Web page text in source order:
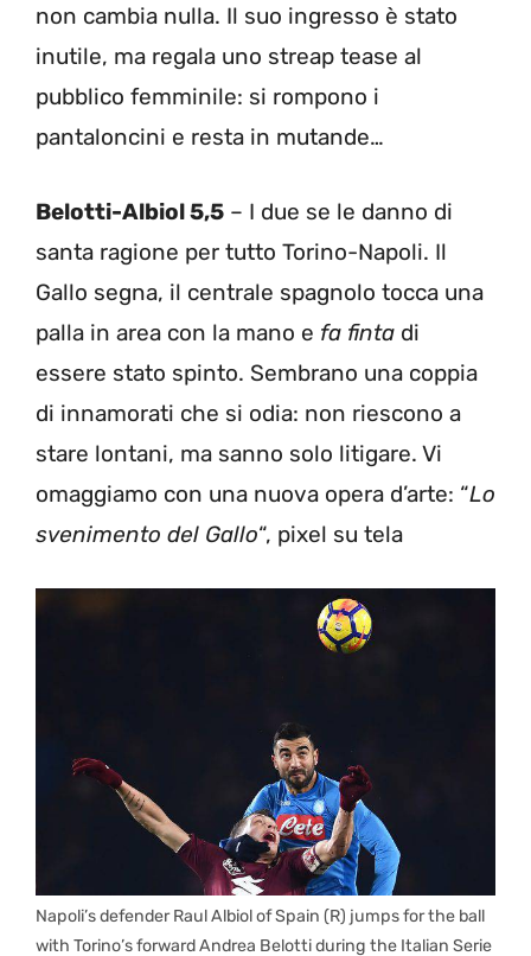
non cambia nulla. Il suo ingresso è stato
inutile, ma regala uno streap tease al
pubblico femminile: si rompono i
pantaloncini e resta in mutande…
Belotti-Albiol 5,5 – I due se le danno di
santa ragione per tutto Torino-Napoli. Il
Gallo segna, il centrale spagnolo tocca una
palla in area con la mano e fa finta di
essere stato spinto. Sembrano una coppia
di innamorati che si odia: non riescono a
stare lontani, ma sanno solo litigare. Vi
omaggiamo con una nuova opera d’arte: “Lo
svenimento del Gallo“, pixel su tela
Napoli’s defender Raul Albiol of Spain (R) jumps for the ball
with Torino’s forward Andrea Belotti during the Italian Serie